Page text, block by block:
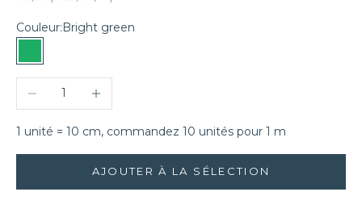
Couleur:Bright green
Bright green
Diminuer la quantité
1 unité = 10 cm, commandez 10 unités pour 1 m
AJOUTER À LA SÉLECTION